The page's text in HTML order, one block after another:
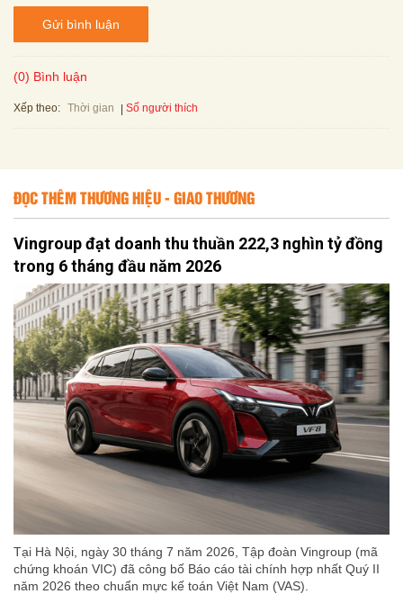
Gửi bình luận
(0) Bình luận
Xếp theo: Thời gian Số người thích
ĐỌC THÊM THƯƠNG HIỆU - GIAO THƯƠNG
Vingroup đạt doanh thu thuần 222,3 nghìn tỷ đồng
trong 6 tháng đầu năm 2026
Tại Hà Nội, ngày 30 tháng 7 năm 2026, Tập đoàn Vingroup (mã
chứng khoán VIC) đã công bố Báo cáo tài chính hợp nhất Quý II
năm 2026 theo chuẩn mực kế toán Việt Nam (VAS).